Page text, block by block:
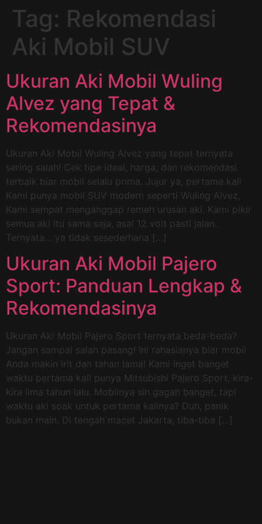
Tag: Rekomendasi
Aki Mobil SUV
Ukuran Aki Mobil Wuling
Alvez yang Tepat &
Rekomendasinya
Ukuran Aki Mobil Wuling Alvez yang tepat ternyata
sering salah! Cek tipe ideal, harga, dan rekomendasi
terbaik biar mobil selalu prima. Jujur ya, pertama kali
Kami punya mobil SUV modern seperti Wuling Alvez,
Kami sempat menganggap remeh urusan aki. Kami pikir
semua aki itu sama saja, asal 12 volt pasti jalan.
Ternyata… ya tidak sesederhana […]
Ukuran Aki Mobil Pajero
Sport: Panduan Lengkap &
Rekomendasinya
Ukuran Aki Mobil Pajero Sport ternyata beda-beda?
Jangan sampai salah pasang! Ini rahasianya biar mobil
Anda makin irit dan tahan lama! Kami inget banget
waktu pertama kali punya Mitsubishi Pajero Sport, kira-
kira lima tahun lalu. Mobilnya sih gagah banget, tapi
waktu aki soak untuk pertama kalinya? Duh, panik
bukan main. Di tengah macet Jakarta, tiba-tiba […]